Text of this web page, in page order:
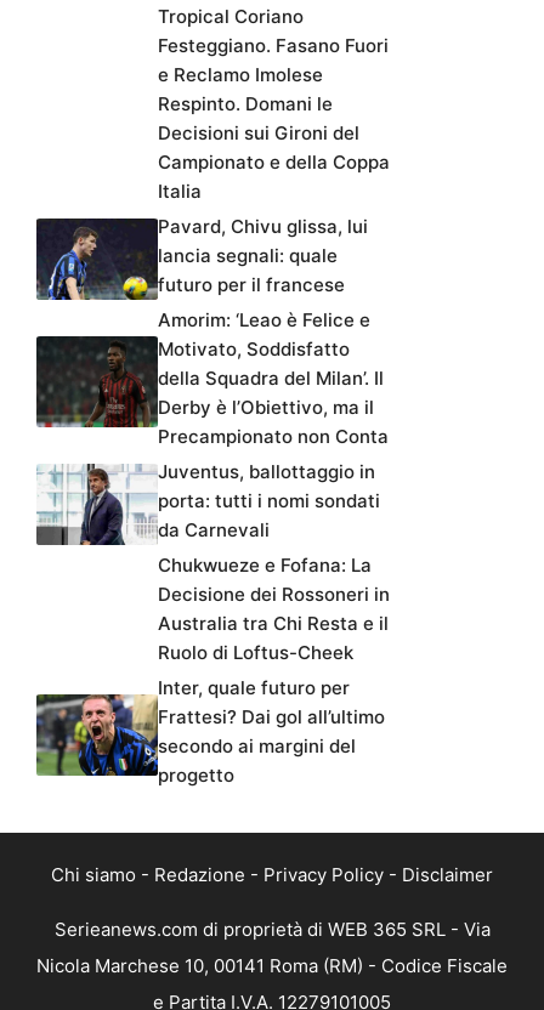
Tropical Coriano
Festeggiano. Fasano Fuori
e Reclamo Imolese
Respinto. Domani le
Decisioni sui Gironi del
Campionato e della Coppa
Italia
Pavard, Chivu glissa, lui
lancia segnali: quale
futuro per il francese
Amorim: ‘Leao è Felice e
Motivato, Soddisfatto
della Squadra del Milan’. Il
Derby è l’Obiettivo, ma il
Precampionato non Conta
Juventus, ballottaggio in
porta: tutti i nomi sondati
da Carnevali
Chukwueze e Fofana: La
Decisione dei Rossoneri in
Australia tra Chi Resta e il
Ruolo di Loftus-Cheek
Inter, quale futuro per
Frattesi? Dai gol all’ultimo
secondo ai margini del
progetto
Chi siamo - Redazione - Privacy Policy - Disclaimer
Serieanews.com di proprietà di WEB 365 SRL - Via
Nicola Marchese 10, 00141 Roma (RM) - Codice Fiscale
e Partita I.V.A. 12279101005